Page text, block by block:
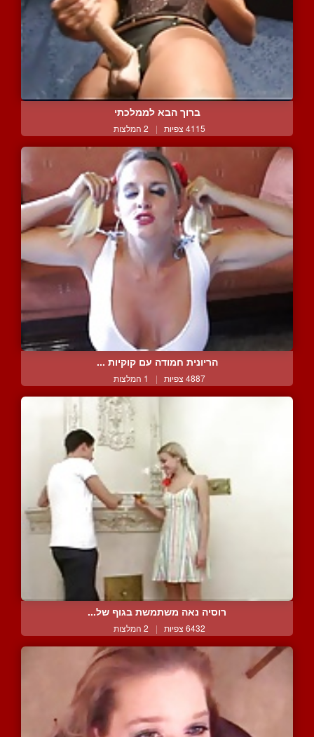
ברוך הבא לממלכתי
4115 צפיות | 2 המלצות
הריונית חמודה עם קוקיות ...
4887 צפיות | 1 המלצות
רוסיה נאה משתמשת בגוף של...
6432 צפיות | 2 המלצות